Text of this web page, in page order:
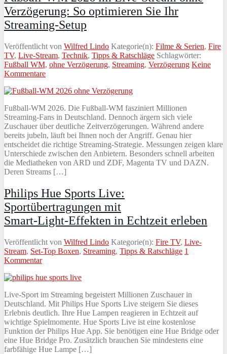
Verzögerung: So optimieren Sie Ihr
Streaming-Setup
Veröffentlicht von Wilfred Lindo Kategorie(n): Filme & Serien, Fire
TV, Live-Stream, Technik, Tipps & Ratschläge Schlagwörter:
Fußball WM, ohne Verzögerung, Streaming, Verzögerung Keine
Kommentare
Fußball-WM 2026. Die Fußball-WM fasziniert Millionen
Streaming-Fans in Deutschland. Dennoch ärgern sich viele
Zuschauer über deutliche Zeitverzögerungen. Während andere
bereits jubeln, läuft bei Ihnen noch der Angriff. Genau hier
entscheidet die richtige Streaming-Strategie. Messungen zeigen klare
Unterschiede zwischen den Anbietern. Besonders schnell arbeiten
die Mediatheken von ARD und ZDF, Magenta TV und DAZN.
Deren Streams […]
Philips Hue Sports Live:
Sportübertragungen mit
Smart‑Light‑Effekten in Echtzeit erleben
Veröffentlicht von Wilfred Lindo Kategorie(n): Fire TV, Live-
Stream, Set-Top Boxen, Streaming, Tipps & Ratschläge 1
Kommentar
Live‑Sport im Streaming begeistert Millionen Zuschauer in
Deutschland. Mit Philips Hue Sports Live steigern Sie dieses
Erlebnis deutlich. Ihre Hue Lampen reagieren in Echtzeit auf
wichtige Spielmomente. Hue Sports Live ist eine kostenlose
Funktion der Philips Hue App. Sie benötigen eine Hue Bridge oder
eine Hue Bridge Pro. Zusätzlich brauchen Sie mindestens eine
farbfähige Hue Lampe […]